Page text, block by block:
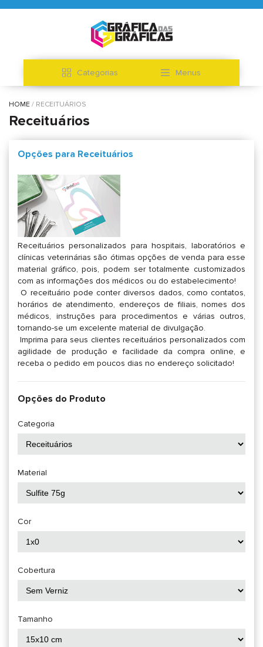
Categorias Menus
HOME RECEITUÁRIOS
Receituários
Opções para Receituários
Receituários personalizados para hospitais, laboratórios e
clínicas veterinárias são ótimas opções de venda para esse
material gráfico, pois, podem ser totalmente customizados
com as informações dos médicos ou do estabelecimento!
O receituário pode conter diversos dados, como contatos,
horários de atendimento, endereços de filiais, nomes dos
médicos, instruções para procedimentos e várias outros,
tornando-se um excelente material de divulgação.
Imprima para seus clientes receituários personalizados com
agilidade de produção e facilidade da compra online, e
receba o pedido em poucos dias no endereço solicitado!
Opções do Produto
Categoria
Material
Cor
Cobertura
Tamanho